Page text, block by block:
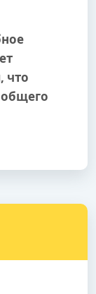
что
общего